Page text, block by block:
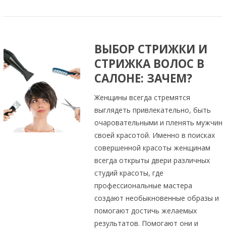
ВЫБОР СТРИЖКИ И
СТРИЖКА ВОЛОС В
САЛОНЕ: ЗАЧЕМ?
Женщины всегда стремятся
выглядеть привлекательно, быть
очаровательными и пленять мужчин
своей красотой. Именно в поисках
совершенной красоты женщинам
всегда открыты двери различных
студий красоты, где
профессиональные мастера
создают необыкновенные образы и
помогают достичь желаемых
результатов. Помогают они и